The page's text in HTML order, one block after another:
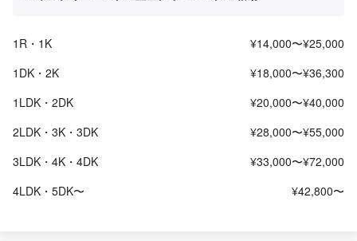
1R・1K
¥14,000〜¥25,000
1DK・2K
¥18,000〜¥36,300
1LDK・2DK
¥20,000〜¥40,000
2LDK・3K・3DK
¥28,000〜¥55,000
3LDK・4K・4DK
¥33,000〜¥72,000
4LDK・5DK〜
¥42,800〜